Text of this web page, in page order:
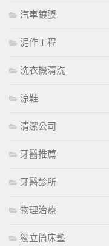
汽車鍍膜
泥作工程
洗衣機清洗
涼鞋
清潔公司
牙醫推薦
牙醫診所
物理治療
獨立筒床墊